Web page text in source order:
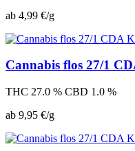
ab 4,99 €/g
Cannabis flos 27/1
THC 27.0 % CBD 1.0 %
ab 9,95 €/g